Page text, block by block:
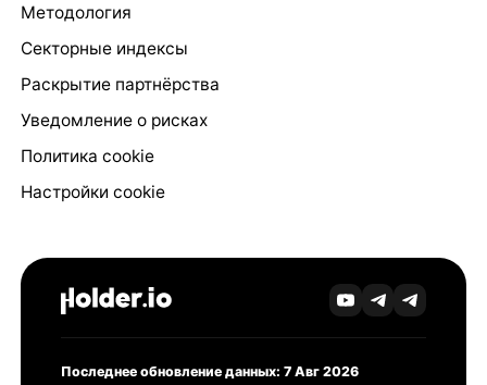
Методология
Секторные индексы
Раскрытие партнёрства
Уведомление о рисках
Политика cookie
Настройки cookie
Последнее обновление данных: 7 Авг 2026